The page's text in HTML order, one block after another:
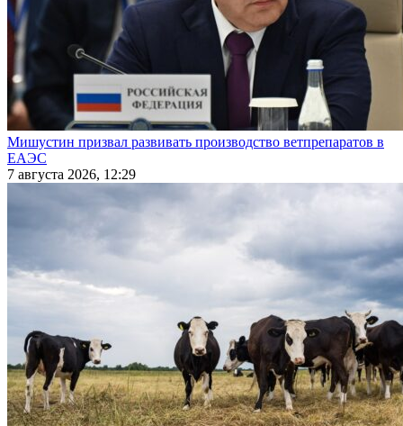
Мишустин призвал развивать производство ветпрепаратов в
ЕАЭС
7 августа 2026, 12:29